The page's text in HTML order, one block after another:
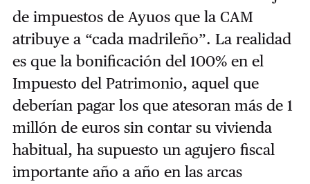
de impuestos de Ayuos que la CAM
atribuye a “cada madrileño”. La realidad
es que la bonificación del 100% en el
Impuesto del Patrimonio, aquel que
deberían pagar los que atesoran más de 1
millón de euros sin contar su vivienda
habitual, ha supuesto un agujero fiscal
importante año a año en las arcas